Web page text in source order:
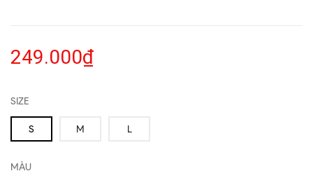
249.000₫
SIZE
S M L
MÀU